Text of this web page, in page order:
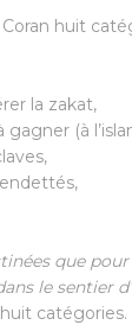
huit
la zakat,
(à
que
le sentier
catégories.